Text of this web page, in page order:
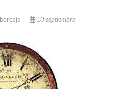
10 septiembre